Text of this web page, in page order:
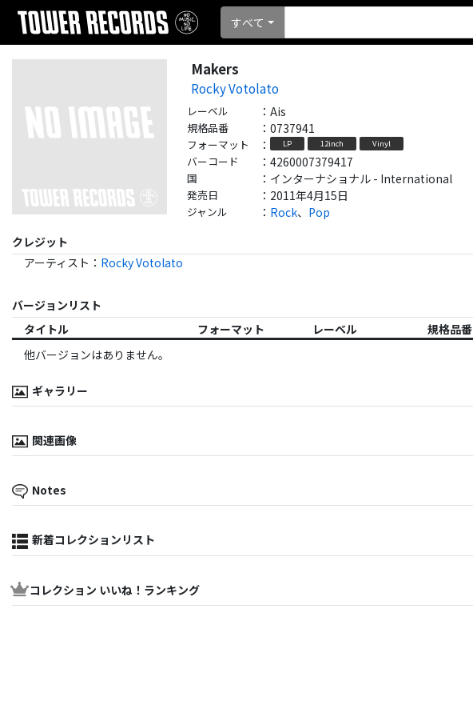
すべて
Makers
Rocky Votolato
レーベル ： Ais
規格品番 ： 0737941
フォーマット ： LP 12inch Vinyl
バーコード ： 4260007379417
国 ： インターナショナル - International
発売日 ： 2011年4月15日
ジャンル ： Rock、 Pop
クレジット
アーティスト ： Rocky Votolato
バージョンリスト
タイトル
フォーマット レーベル 規格品番
他バージョンはありません。
ギャラリー
関連画像
Notes
新着コレクションリスト
コレクション いいね！ランキング